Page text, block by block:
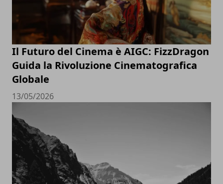
Il Futuro del Cinema è AIGC: FizzDragon
Guida la Rivoluzione Cinematografica
Globale
13/05/2026